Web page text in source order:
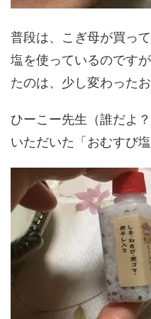
普段は、こぎ母が買っ
塩を使っているのです
たのは、少し変わったお
ひーこー先生（誰だよ
いただいた「おむすび